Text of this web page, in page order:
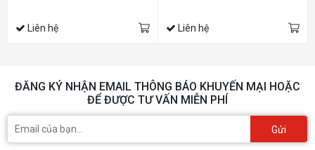
Liên hệ Liên hệ
ĐĂNG KÝ NHẬN EMAIL THÔNG BÁO KHUYẾN MẠI HOẶC
ĐỂ ĐƯỢC TƯ VẤN MIỄN PHÍ
Gửi